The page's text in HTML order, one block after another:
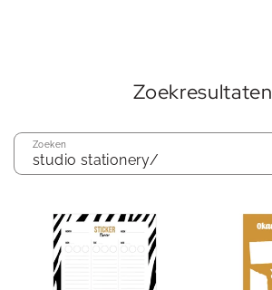
Zoekresultaten
Zoeken